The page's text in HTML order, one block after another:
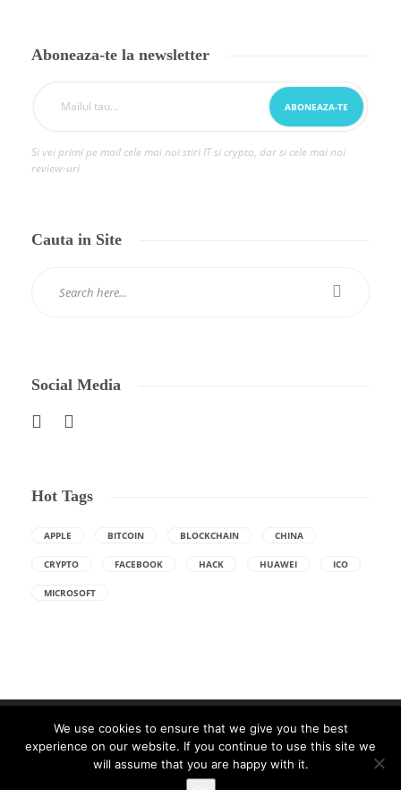
Aboneaza-te la newsletter
Si vei primi pe mail cele mai noi stiri IT si crypto, dar si cele mai noi
review-uri
Cauta in Site
Social Media
Hot Tags
APPLE BITCOIN BLOCKCHAIN CHINA
CRYPTO FACEBOOK HACK HUAWEI ICO
MICROSOFT
Made with ❤ in Craiova. Gazduire Web furnizata de
We use cookies to ensure that we give you the best
experience on our website. If you continue to use this site we
will assume that you are happy with it.